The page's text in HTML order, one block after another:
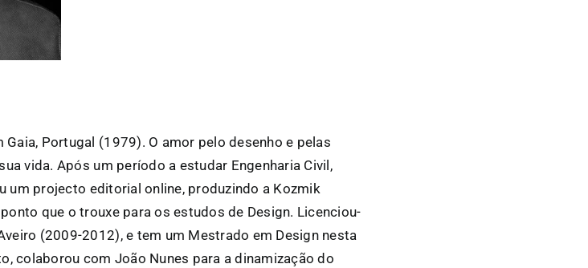
Portugal (1979). O amor pelo desenho e pelas
vida. Após um período a estudar Engenharia Civil,
um projecto editorial online, produzindo a Kozmik
que o trouxe para os estudos de Design. Licenciou-
(2009-2012), e tem um Mestrado em Design nesta
colaborou com João Nunes para a dinamização do